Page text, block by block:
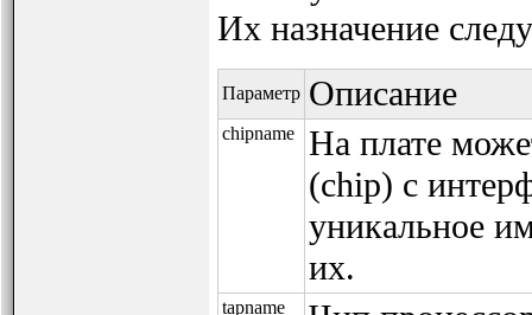
Их назначение
Параметр Описание
chipname
На плате
(chip) с
уникальное
их.
tapname